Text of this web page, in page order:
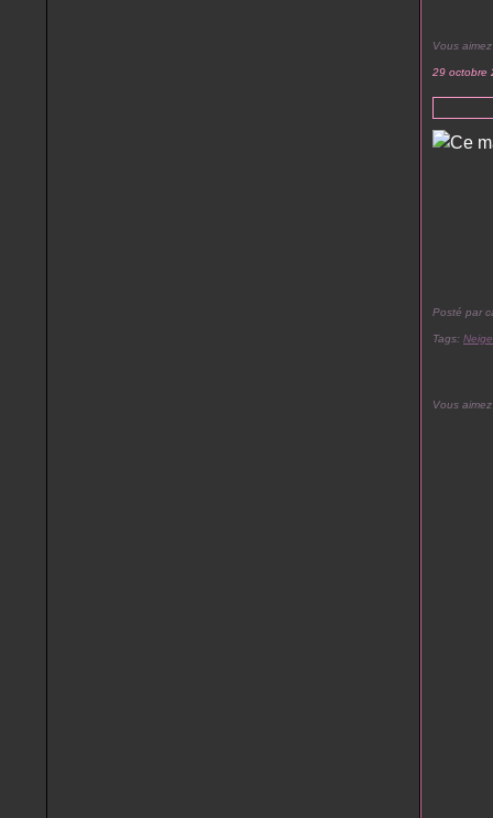
Vous
29 octobre
Posté par
Tags: Neige
Vous